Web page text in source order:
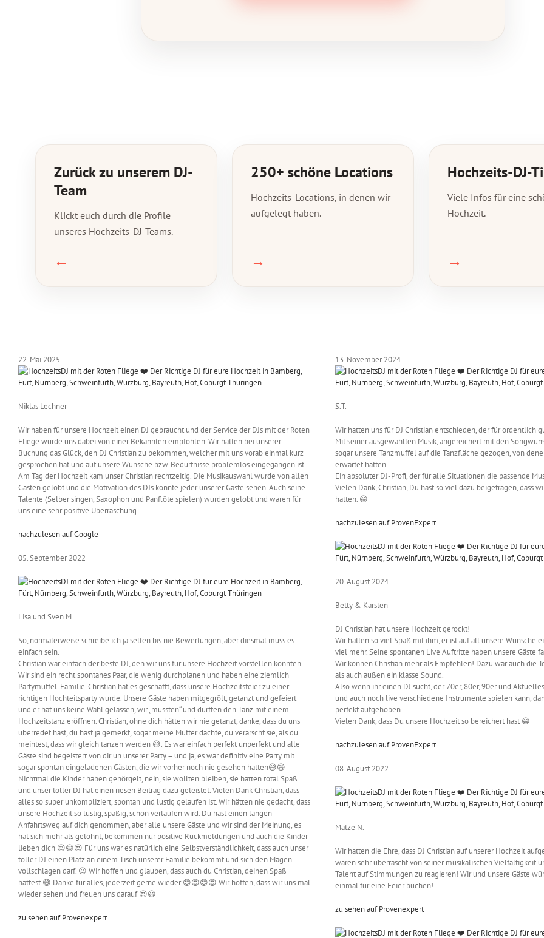
Zurück zu unserem DJ-
Team
Klickt euch durch die Profile
unseres Hochzeits-DJ-Teams.
←
250+ schöne Locations
Hochzeits-Locations, in denen wir
aufgelegt haben.
→
Hochzeits-DJ-
Viele Infos für eine
Hochzeit.
→
22. Mai 2025
Niklas Lechner
Wir haben für unsere Hochzeit einen DJ gebraucht und der Service der DJs mit der Roten
Fliege wurde uns dabei von einer Bekannten empfohlen. Wir hatten bei unserer
Buchung das Glück, den DJ Christian zu bekommen, welcher mit uns vorab einmal kurz
gesprochen hat und auf unsere Wünsche bzw. Bedürfnisse problemlos eingegangen ist.
Am Tag der Hochzeit kam unser Christian rechtzeitig. Die Musikauswahl wurde von allen
Gästen gelobt und die Motivation des DJs konnte jeder unserer Gäste sehen. Auch seine
Talente (Selber singen, Saxophon und Panflöte spielen) wurden gelobt und waren für
uns eine sehr positive Überraschung
nachzulesen auf Google
05. September 2022
Lisa und Sven M.
So, normalerweise schreibe ich ja selten bis nie Bewertungen, aber diesmal muss es
einfach sein.
Christian war einfach der beste DJ, den wir uns für unsere Hochzeit vorstellen konnten.
Wir sind ein recht spontanes Paar, die wenig durchplanen und haben eine ziemlich
Partymuffel-Familie. Christian hat es geschafft, dass unsere Hochzeitsfeier zu einer
richtigen Hochteitsparty wurde. Unsere Gäste haben mitgegrölt, getanzt und gefeiert
und er hat uns keine Wahl gelassen, wir „mussten“ und durften den Tanz mit einem
Hochzeitstanz eröffnen. Christian, ohne dich hätten wir nie getanzt, danke, dass du uns
überredet hast, du hast ja gemerkt, sogar meine Mutter dachte, du verarscht sie, als du
meintest, dass wir gleich tanzen werden 😅. Es war einfach perfekt unperfekt und alle
Gäste sind begeistert von dir un unserer Party – und ja, es war definitiv eine Party mit
sogar spontan eingeladenen Gästen, die wir vorher noch nie gesehen hatten😅😄
Nichtmal die Kinder haben genörgelt, nein, sie wollten bleiben, sie hatten total Spaß
und unser toller DJ hat einen riesen Beitrag dazu geleistet. Vielen Dank Christian, dass
alles so super unkompliziert, spontan und lustig gelaufen ist. Wir hätten nie gedacht, dass
unsere Hochzeit so lustig, spaßig, schön verlaufen wird. Du hast einen langen
Anfahrtsweg auf dich genommen, aber alle unsere Gäste und wir sind der Meinung, es
hat sich mehr als gelohnt, bekommen nur positive Rückmeldungen und auch die Kinder
lieben dich 😉😄😍 Für uns war es natürlich eine Selbstverständlichkeit, dass auch unser
toller DJ einen Platz an einem Tisch unserer Familie bekommt und sich den Magen
vollschlagen darf. 😉 Wir hoffen und glauben, dass auch du Christian, deinen Spaß
hattest 😄 Danke für alles, jederzeit gerne wieder 😍😍😍😍 Wir hoffen, dass wir uns mal
wieder sehen und freuen uns darauf 😍😃
zu sehen auf Provenexpert
13. November 2024
S.T.
Wir hatten uns für DJ Christian entschieden, der für ordentlich
Mit seiner ausgewählten Musik, angereichert mit den
sogar unsere Tanzmuffel auf die Tanzfläche gezogen, von
erwartet hätten.
Ein absoluter DJ-Profi, der für alle Situationen die passende
Vielen Dank, Christian, Du hast so viel dazu beigetragen, dass
hatten. 😁
nachzulesen auf ProvenExpert
20. August 2024
Betty & Karsten
DJ Christian hat unsere Hochzeit gerockt!
Wir hatten so viel Spaß mit ihm, er ist auf all unsere Wünsche
viel mehr. Seine spontanen Live Auftritte haben unsere Gäste
Wir können Christian mehr als Empfehlen! Dazu war auch die
als auch außen ein klasse Sound.
Also wenn ihr einen DJ sucht, der 70er, 80er, 90er und
und auch noch live verschiedene Instrumente spielen kann,
perfekt aufgehoben.
Vielen Dank, dass Du unsere Hochzeit so bereichert hast 😁
nachzulesen auf ProvenExpert
08. August 2022
Matze N.
Wir hatten die Ehre, dass DJ Christian auf unserer Hochzeit
waren sehr überrascht von seiner musikalischen Vielfältigkeit
Talent auf Stimmungen zu reagieren! Wir und unsere Gäste
einmal für eine Feier buchen!
zu sehen auf Provenexpert